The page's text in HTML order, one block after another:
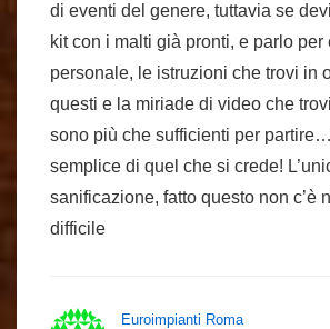
di eventi del genere, tuttavia se
kit con i malti già pronti, e parlo per
personale, le istruzioni che trovi in
questi e la miriade di video che
sono più che sufficienti per
semplice di quel che si crede!
sanificazione, fatto questo non c’è
difficile
Euroimpianti Roma